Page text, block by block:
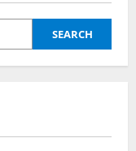
SEARCH